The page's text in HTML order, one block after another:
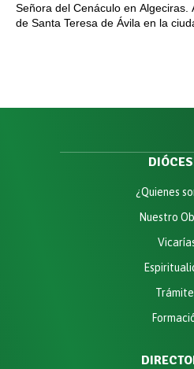
Señora del Cenáculo en Algeciras.
de Santa Teresa de Ávila en la
¿Quienes
Nuestro